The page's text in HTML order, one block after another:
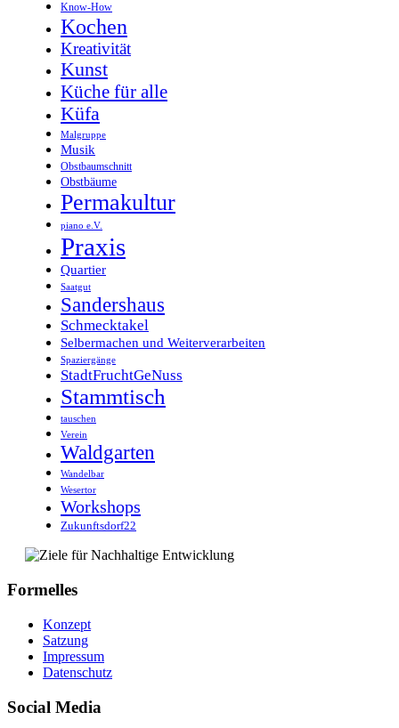
Know-How
Kochen
Kreativität
Kunst
Küche für alle
Küfa
Malgruppe
Musik
Obstbaumschnitt
Obstbäume
Permakultur
piano e.V.
Praxis
Quartier
Saatgut
Sandershaus
Schmecktakel
Selbermachen und Weiterverarbeiten
Spaziergänge
StadtFruchtGeNuss
Stammtisch
tauschen
Verein
Waldgarten
Wandelbar
Wesertor
Workshops
Zukunftsdorf22
Formelles
Konzept
Satzung
Impressum
Datenschutz
Social Media